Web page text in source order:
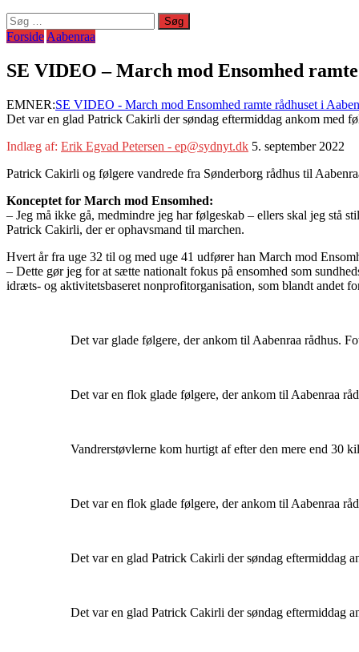
Søg
efter:
Forside Aabenraa
SE VIDEO – March mod Ensomhed
EMNER:SE VIDEO - March mod Ensomhed ramte rådhuset i
Det var en glad Patrick Cakirli der søndag eftermiddag ankom med
Indlæg af: Erik Egvad Petersen - ep@sydnyt.dk 5. september 2022
Patrick Cakirli og følgere vandrede fra Sønderborg rådhus til
Konceptet for March mod Ensomhed:
– Jeg må ikke gå, medmindre jeg har følgeskab – ellers skal jeg stå
Patrick Cakirli, der er ophavsmand til marchen.
Hvert år fra uge 32 til og med uge 41 udfører han March mod
– Dette gør jeg for at sætte nationalt fokus på ensomhed som
idræts- og aktivitetsbaseret nonprofitorganisation, som blandt andet
Det var glade følgere, der ankom til Aabenraa rådhus.
Det var en flok glade følgere, der ankom til Aabenraa
Vandrerstøvlerne kom hurtigt af efter den mere end 30
Det var en flok glade følgere, der ankom til Aabenraa
Det var en glad Patrick Cakirli der søndag eftermiddag
Det var en glad Patrick Cakirli der søndag eftermiddag